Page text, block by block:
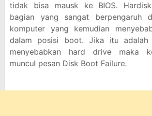
tidak bisa mausk ke BIOS.
bagian yang sangat berpengaruh
komputer yang kemudian
dalam posisi boot. Jika itu adalah
menyebabkan hard drive maka
muncul pesan Disk Boot Failure.